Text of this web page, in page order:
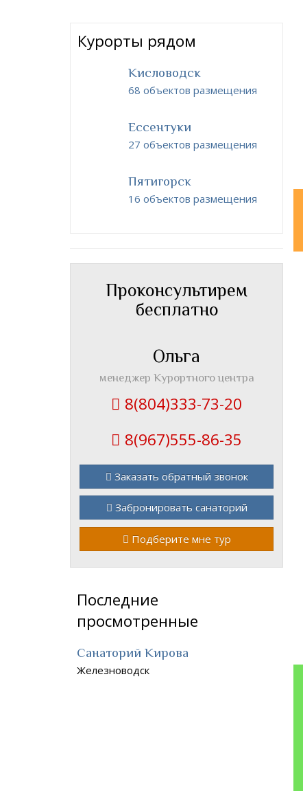
Курорты рядом
Кисловодск
68 объектов размещения
Ессентуки
27 объектов размещения
Пятигорск
16 объектов размещения
Проконсультирем
бесплатно
Ольга
менеджер Курортного центра
8(804)333-73-20
8(967)555-86-35
Заказать обратный звонок
Забронировать санаторий
Подберите мне тур
Последние
просмотренные
Санаторий Кирова
Железноводск